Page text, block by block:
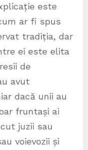
este
ar fi spus
tradiția, dar
ei este elita
de
avut
dacă unii au
fruntași ai
juzii sau
voievozii și